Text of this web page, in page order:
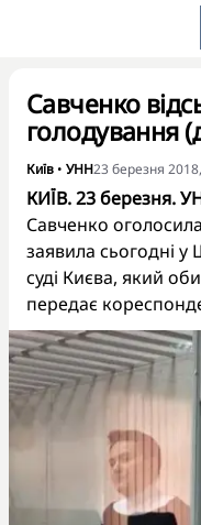
Савченко
голодування
Київ • УНН23 березня
КИЇВ. 23 березня.
Савченко
заявила сьогодні
суді Києва, який
передає